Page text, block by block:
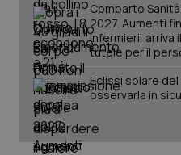
Comparto
2027. Aumenti
infermieri, arriva
tutele per il
Eclissi solare
osservarla in